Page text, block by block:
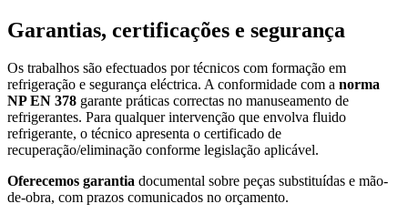
Garantias, certificações e segurança
Os trabalhos são efectuados por técnicos com formação em
refrigeração e segurança eléctrica. A conformidade com a norma
NP EN 378 garante práticas correctas no manuseamento de
refrigerantes. Para qualquer intervenção que envolva fluido
refrigerante, o técnico apresenta o certificado de
recuperação/eliminação conforme legislação aplicável.
Oferecemos garantia documental sobre peças substituídas e mão-
de-obra, com prazos comunicados no orçamento.